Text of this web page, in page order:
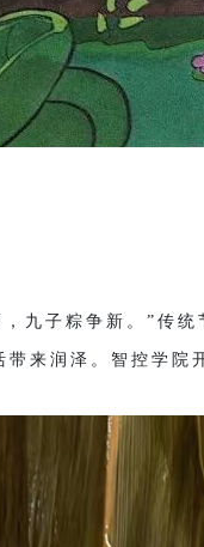
九子粽争新。”传统
带来润泽。智控学院